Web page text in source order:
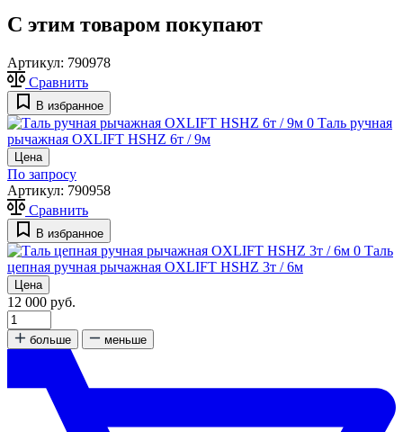
С этим товаром покупают
Артикул: 790978
Сравнить
В избранное
0 Таль ручная
рычажная OXLIFT HSHZ 6т / 9м
Цена
По запросу
Артикул: 790958
Сравнить
В избранное
0 Таль
цепная ручная рычажная OXLIFT HSHZ 3т / 6м
Цена
12 000 руб.
больше меньше